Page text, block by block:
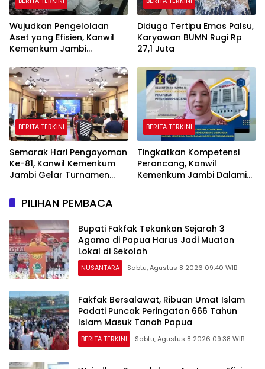
Wujudkan Pengelolaan
Aset yang Efisien, Kanwil
Kemenkum Jambi
Secara Transparan
Diduga Tertipu Emas Palsu,
Karyawan BUMN Rugi Rp
27,1 Juta
BERITA TERKINI
Semarak Hari Pengayoman
Ke-81, Kanwil Kemenkum
Jambi Gelar Turnamen
BERITA TERKINI
Tingkatkan Kompetensi
Perancang, Kanwil
Kemenkum Jambi Dalami
PILIHAN PEMBACA
Bupati Fakfak Tekankan Sejarah 3
Agama di Papua Harus Jadi Muatan
Lokal di Sekolah
NUSANTARA Sabtu, Agustus 8 2026 09:40 WIB
Fakfak Bersalawat, Ribuan Umat Islam
Padati Puncak Peringatan 666 Tahun
Islam Masuk Tanah Papua
BERITA TERKINI Sabtu, Agustus 8 2026 09:38 WIB